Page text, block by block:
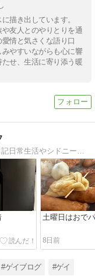
描き出しています。
友人とのやりとりを通
情と気さくな語り口
やすいながらも心に響
せ、生活に寄り添う暖
土曜日はおでパ
8日前
#ゲイブログ #ゲイ